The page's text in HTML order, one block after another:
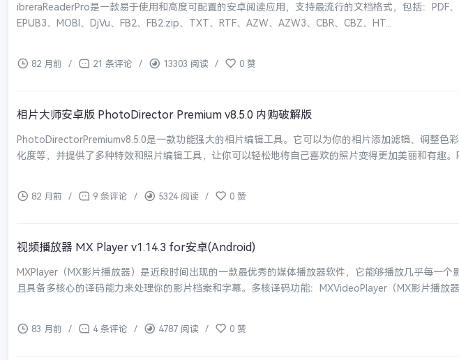
ibreraReaderPro是一款易于使用和高度可配置的安卓阅读应用，支持最流行的文档格式，包括：PDF、
EPUB3、MOBI、DjVu、FB2、FB2.zip、TXT、RTF、AZW、AZW3、CBR、CBZ、HT...
82 月前 / 21 条评论 / 13303 阅读 / 0 赞
相片大师安卓版 PhotoDirector Premium v8.5.0 内购破解版
PhotoDirectorPremiumv8.5.0是一款功能强大的相片编辑工具。它可以为你的相片添加滤镜、调整色
化度等，并提供了多种特效和照片编辑工具，让你可以轻松地将自己喜欢的照片变得更加美丽和有趣。
82 月前 / 9 条评论 / 5324 阅读 / 0 赞
视频播放器 MX Player v1.14.3 for安卓(Android)
MXPlayer（MX影片播放器）是近段时间出现的一款最优秀的媒体播放器软件，它能够播放几乎每一个
且具备多核心的译码能力来处理你的影片档案和字幕。多核译码功能：MXVideoPlayer（MX影片播放器
83 月前 / 4 条评论 / 4787 阅读 / 0 赞